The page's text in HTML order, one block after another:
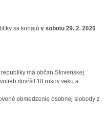
sa konajú v sobotu 29. 2. 2020
má občan Slovenskej
dovŕšil 18 rokov veku a
obmedzenie osobnej slobody z